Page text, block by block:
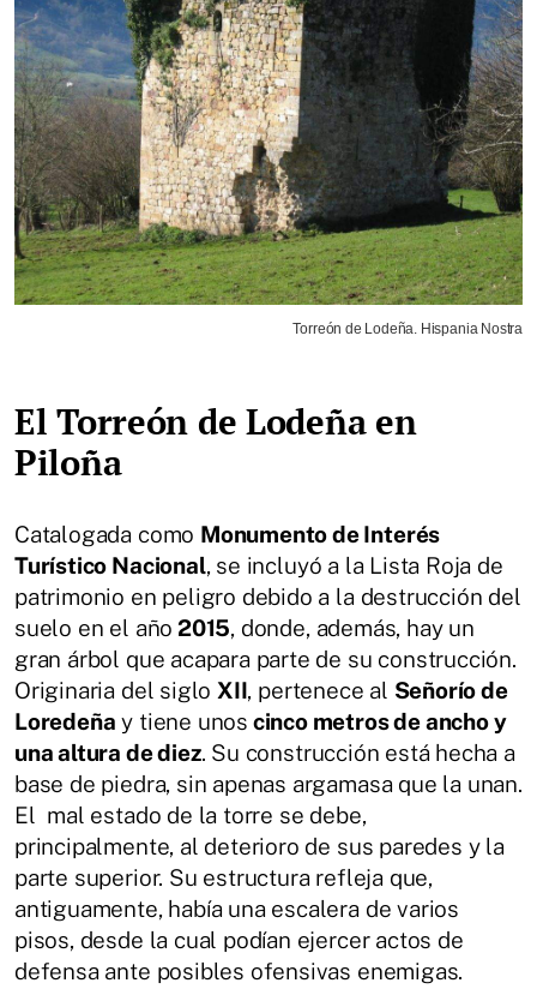
Torreón de Lodeña. Hispania Nostra
El Torreón de Lodeña en
Piloña
Catalogada como Monumento de Interés
Turístico Nacional, se incluyó a la Lista Roja de
patrimonio en peligro debido a la destrucción del
suelo en el año 2015, donde, además, hay un
gran árbol que acapara parte de su construcción.
Originaria del siglo XII, pertenece al Señorío de
Loredeña y tiene unos cinco metros de ancho y
una altura de diez. Su construcción está hecha a
base de piedra, sin apenas argamasa que la unan.
El mal estado de la torre se debe,
principalmente, al deterioro de sus paredes y la
parte superior. Su estructura refleja que,
antiguamente, había una escalera de varios
pisos, desde la cual podían ejercer actos de
defensa ante posibles ofensivas enemigas.